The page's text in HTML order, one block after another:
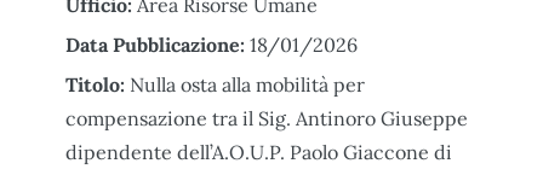
Data Pubblicazione: 18/01/2026
Titolo: Nulla osta alla mobilità per
compensazione tra il Sig. Antinoro Giuseppe
dipendente dell’A.O.U.P. Paolo Giaccone di